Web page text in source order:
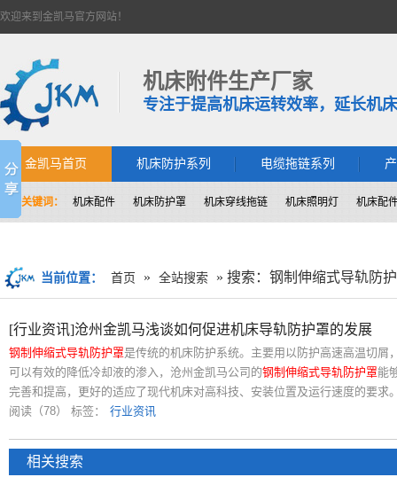
欢迎来到金凯马官方网站！
机床附件生产厂家
专注于提高机床运转效率，延长机
金凯马首页 机床防护系列 电缆拖链系列
热门关键词： 机床配件 机床防护罩 机床穿线拖链 机床照明灯 机床配
当前位置： 首页 » 全站搜索 » 搜索：钢制伸缩式导轨防
[行业资讯]沧州金凯马浅谈如何促进机床导轨防护罩的发展
钢制伸缩式导轨防护罩是传统的机床防护系统。主要用以防护高速高温切屑
可以有效的降低冷却液的渗入，沧州金凯马公司的钢制伸缩式导轨防护罩能
完善和提高，更好的适应了现代机床对高科技、安装位置及运行速度的要求
阅读（78） 标签： 行业资讯
相关搜索